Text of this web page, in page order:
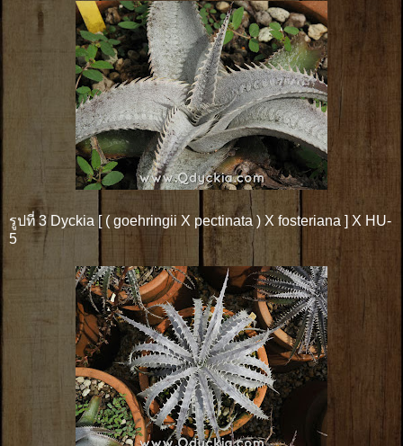
รูปที่ 3 Dyckia [ ( goehringii X pectinata ) X fosteriana ] X HU-
5